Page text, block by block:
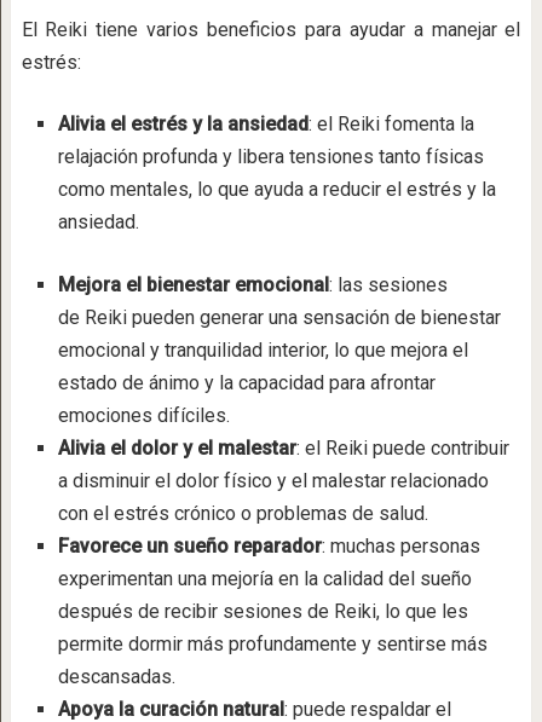
El Reiki tiene varios beneficios para ayudar a manejar el
estrés:
Alivia el estrés y la ansiedad: el Reiki fomenta la
relajación profunda y libera tensiones tanto físicas
como mentales, lo que ayuda a reducir el estrés y la
ansiedad.
Mejora el bienestar emocional: las sesiones
de Reiki pueden generar una sensación de bienestar
emocional y tranquilidad interior, lo que mejora el
estado de ánimo y la capacidad para afrontar
emociones difíciles.
Alivia el dolor y el malestar: el Reiki puede contribuir
a disminuir el dolor físico y el malestar relacionado
con el estrés crónico o problemas de salud.
Favorece un sueño reparador: muchas personas
experimentan una mejoría en la calidad del sueño
después de recibir sesiones de Reiki, lo que les
permite dormir más profundamente y sentirse más
descansadas.
Apoya la curación natural: puede respaldar el